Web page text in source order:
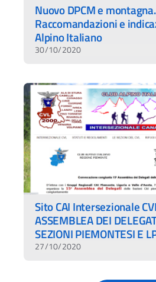
Nuovo DPCM e montagna.
Raccomandazioni e
Alpino Italiano
30/10/2020
Sito CAI Intersezionale
ASSEMBLEA DEI
SEZIONI PIEMONTESI E
27/10/2020